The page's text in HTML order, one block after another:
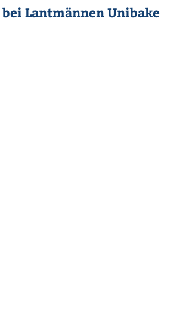
bei Lantmännen Unibake